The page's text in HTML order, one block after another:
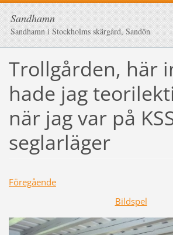
Sandhamn
Sandhamn i Stockholms skärgård, Sandön
Trollgården, här
hade jag
när jag var på
seglarläger
Föregående
Bildspel